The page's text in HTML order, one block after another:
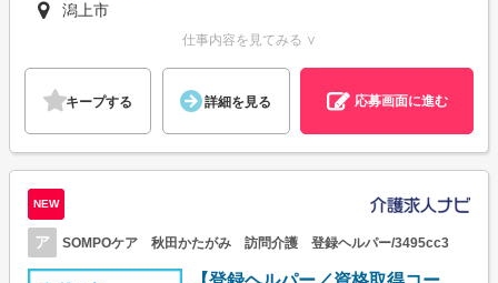
潟上市
仕事内容を見てみる ∨
キープする 詳細を見る 応募画面に進む
NEW
ア SOMPOケア 秋田かたがみ 訪問介護 登録ヘルパー/3495cc3